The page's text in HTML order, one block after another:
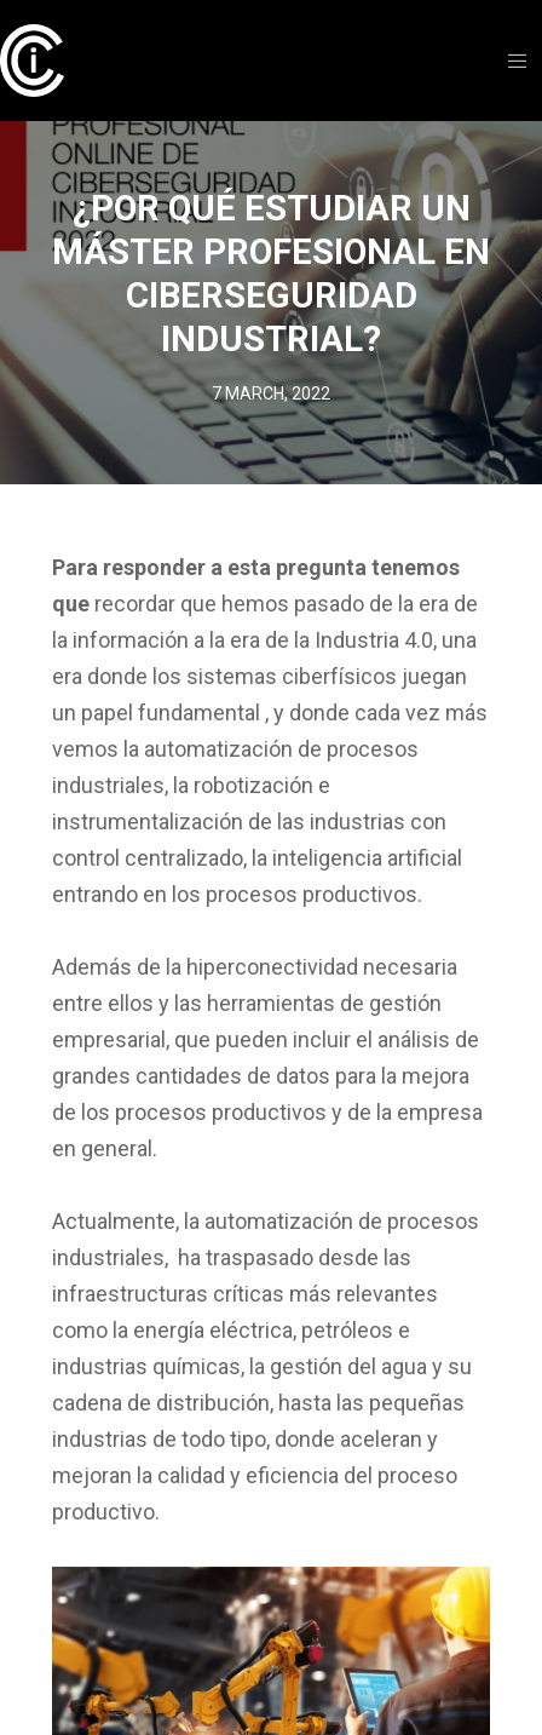
¿POR QUÉ ESTUDIAR UN
MÁSTER PROFESIONAL EN
CIBERSEGURIDAD
INDUSTRIAL?
7 MARCH, 2022
Para responder a esta pregunta tenemos
querecordar que hemos pasado de la era de
la información a la era de la Industria 4.0, una
era donde los sistemas ciberfísicos juegan
un papel fundamental , y donde cada vez más
vemos la automatización de procesos
industriales, la robotización e
instrumentalización de las industrias con
control centralizado, la inteligencia artificial
entrando en los procesos productivos.
Además de la hiperconectividad necesaria
entre ellos y las herramientas de gestión
empresarial, que pueden incluir el análisis de
grandes cantidades de datos para la mejora
de los procesos productivos y de la empresa
en general.
Actualmente, la automatización de procesos
industriales, ha traspasado desde las
infraestructuras críticas más relevantes
como la energía eléctrica, petróleos e
industrias químicas, la gestión del agua y su
cadena de distribución, hasta las pequeñas
industrias de todo tipo, donde aceleran y
mejoran la calidad y eficiencia del proceso
productivo.